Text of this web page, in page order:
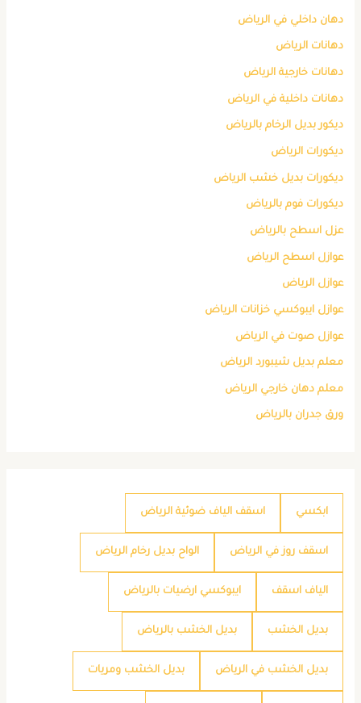
دهان داخلي في الرياض
دهانات الرياض
دهانات خارجية الرياض
دهانات داخلية في الرياض
ديكور بديل الرخام بالرياض
ديكورات الرياض
ديكورات بديل خشب الرياض
ديكورات فوم بالرياض
عزل اسطح بالرياض
عوازل اسطح الرياض
عوازل الرياض
عوازل ايبوكسي خزانات الرياض
عوازل صوت في الرياض
معلم بديل شيبورد الرياض
معلم دهان خارجي الرياض
ورق جدران بالرياض
ابكسي اسقف الياف ضوئية الرياض
اسقف روز في الرياض الواح بديل رخام الرياض
الياف اسقف ايبوكسي ارضيات بالرياض
بديل الخشب بديل الخشب بالرياض
بديل الخشب في الرياض بديل الخشب ومريات